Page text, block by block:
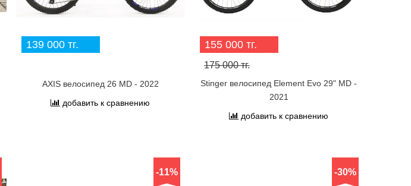
139 000 тг.
AXIS велосипед 26 MD - 2022
добавить к сравнению
155 000 тг.
175 000 тг.
Stinger велосипед Element Evo 29" MD -
2021
добавить к сравнению
-11% -30%